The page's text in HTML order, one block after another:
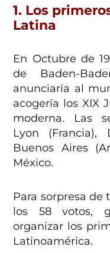
1. Los
Latina
En Octubre de
de Baden-
anunciaría al
acogería los XIX
moderna. Las
Lyon (Francia),
Buenos Aires
México.
Para sorpresa de
los 58 votos,
organizar los
Latinoamérica.